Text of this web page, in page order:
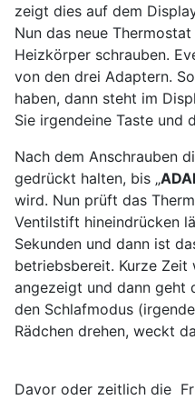
zeigt dies auf dem
Nun das neue
Heizkörper schrauben.
von den drei Adaptern.
haben, dann steht im
Sie irgendeine Taste und
Nach dem Anschrauben
gedrückt halten, bis „
wird. Nun prüft das
Ventilstift hineindrücken
Sekunden und dann ist
betriebsbereit. Kurze
angezeigt und dann geht
den Schlafmodus
Rädchen drehen, weckt
Davor oder zeitlich die